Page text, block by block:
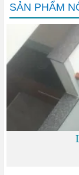
SẢN PHẨM